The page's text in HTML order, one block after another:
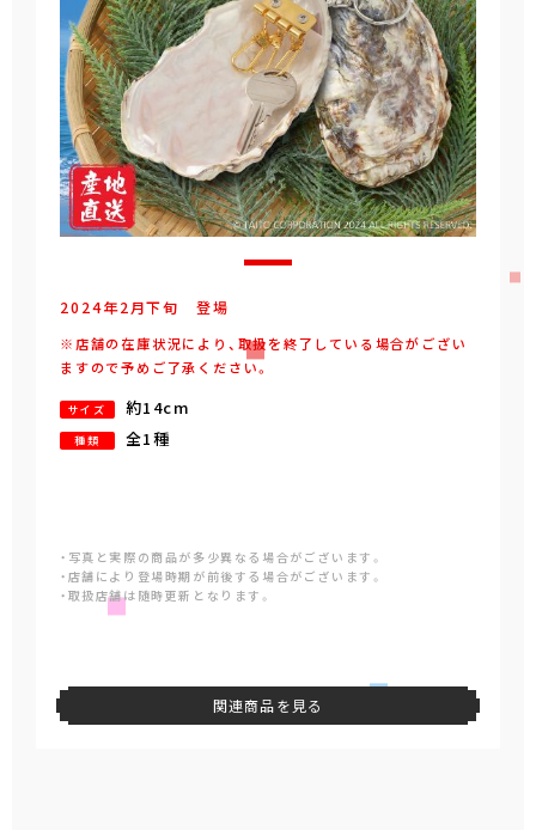
2024年2月下旬 登場
※店舗の在庫状況により、取扱を終了している場合がござい
ますので予めご了承ください。
サイズ 約14cm
種類 全1種
・写真と実際の商品が多少異なる場合がございます。
・店舗により登場時期が前後する場合がございます。
・取扱店舗は随時更新となります。
関連商品を見る